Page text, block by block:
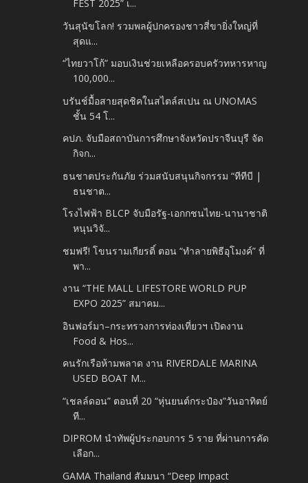
FEST 2025” เ...
วันสุนัขโลก! รวมพลผู้ปกครองชาวสี่ขายิ่งใหญ่ที่
สุดแ...
“ไทยวาโก้” มอบเงินช่วยเหลือครอบครัวทหารหาญ
100,000...
บรันช์มื้อสายสุดชิคในสไตล์สเปน ณ UNOMAS
ชั้น 54 โ...
คปภ. จับมือสถาบันการศึกษาจังหวัดปราจีนบุรี จัด
กิจก...
ธนชาตประกันภัย ร่วมสนับสนุนกิจกรรม “ทีทีบี |
ธนชาต...
โรงไฟฟ้า BLCP จับมือรัฐ-เอกกชนไทย-นานาชาติ
หนุนวิจั...
ชมฟรี! โขนรามเกียรติ์ ตอน “ทำลายพิธีอุโมงค์” ที่
พา...
งาน “THE MALL LIFESTORE WORLD PUP
EXPO 2025” สมาคม...
อินฟอร์มา–กระทรวงการท่องเที่ยวฯ เปิดงาน
Food & Hos...
คนรักเรือห้ามพลาด งาน RIVERDALE MARINA
USED BOAT M...
“เชลล์ดอน” ตอนที่ 20 “หุ่นยนต์กระป๋อง”วันอาทิตย์
ที...
DIPROM นำทัพผู้ประกอบการ 5 ราย ที่ผ่านการคัด
เลือก...
GAMA Thailand สัมมนา “Deep Impact